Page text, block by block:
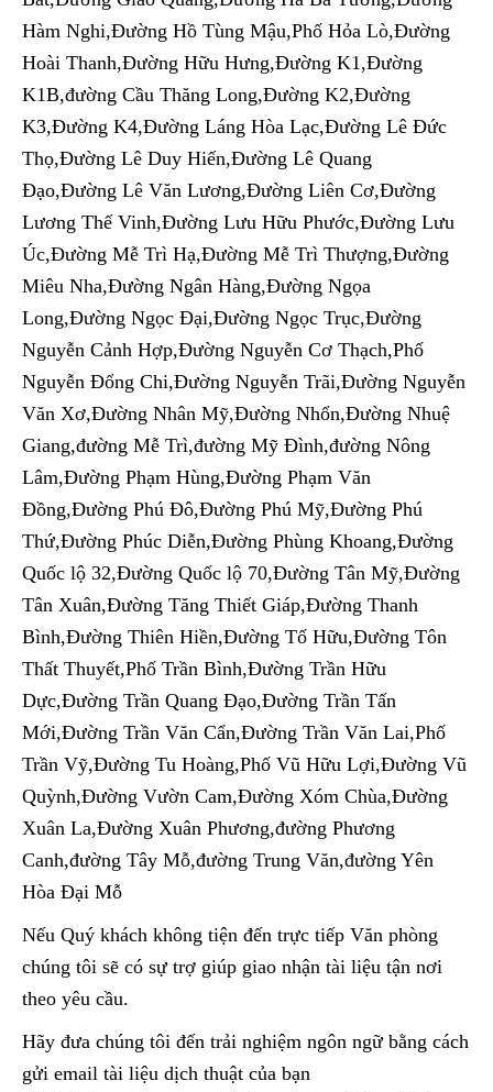
Hàm Nghi,Đường Hồ Tùng Mậu,Phố Hỏa Lò,Đường
Hoài Thanh,Đường Hữu Hưng,Đường K1,Đường
K1B,đường Cầu Thăng Long,Đường K2,Đường
K3,Đường K4,Đường Láng Hòa Lạc,Đường Lê Đức
Thọ,Đường Lê Duy Hiến,Đường Lê Quang
Đạo,Đường Lê Văn Lương,Đường Liên Cơ,Đường
Lương Thế Vinh,Đường Lưu Hữu Phước,Đường Lưu
Úc,Đường Mễ Trì Hạ,Đường Mễ Trì Thượng,Đường
Miêu Nha,Đường Ngân Hàng,Đường Ngọa
Long,Đường Ngọc Đại,Đường Ngọc Trục,Đường
Nguyễn Cảnh Hợp,Đường Nguyễn Cơ Thạch,Phố
Nguyễn Đổng Chi,Đường Nguyễn Trãi,Đường Nguyễn
Văn Xơ,Đường Nhân Mỹ,Đường Nhổn,Đường Nhuệ
Giang,đường Mễ Trì,đường Mỹ Đình,đường Nông
Lâm,Đường Phạm Hùng,Đường Phạm Văn
Đồng,Đường Phú Đô,Đường Phú Mỹ,Đường Phú
Thứ,Đường Phúc Diễn,Đường Phùng Khoang,Đường
Quốc lộ 32,Đường Quốc lộ 70,Đường Tân Mỹ,Đường
Tân Xuân,Đường Tăng Thiết Giáp,Đường Thanh
Bình,Đường Thiên Hiền,Đường Tố Hữu,Đường Tôn
Thất Thuyết,Phố Trần Bình,Đường Trần Hữu
Dực,Đường Trần Quang Đạo,Đường Trần Tấn
Mới,Đường Trần Văn Cẩn,Đường Trần Văn Lai,Phố
Trần Vỹ,Đường Tu Hoàng,Phố Vũ Hữu Lợi,Đường Vũ
Quỳnh,Đường Vườn Cam,Đường Xóm Chùa,Đường
Xuân La,Đường Xuân Phương,đường Phương
Canh,đường Tây Mỗ,đường Trung Văn,đường Yên
Hòa Đại Mỗ
Nếu Quý khách không tiện đến trực tiếp Văn phòng
chúng tôi sẽ có sự trợ giúp giao nhận tài liệu tận nơi
theo yêu cầu.
Hãy đưa chúng tôi đến trải nghiệm ngôn ngữ bằng cách
gửi email tài liệu dịch thuật của bạn